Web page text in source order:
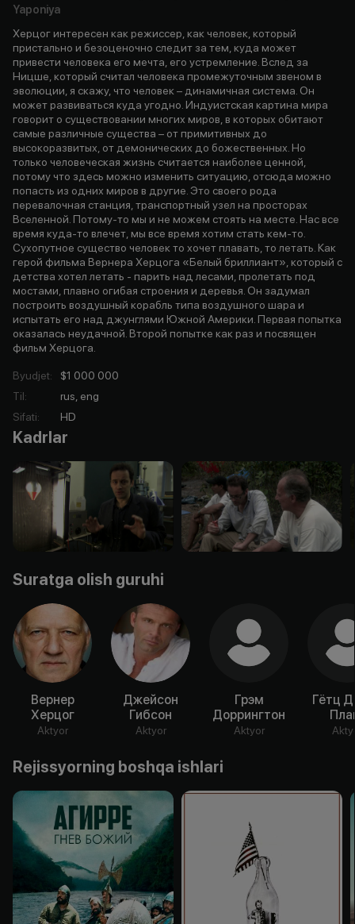
Yaponiya
Херцог интересен как режиссер, как человек, который
пристально и безоценочно следит за тем, куда может
привести человека его мечта, его устремление. Вслед за
Ницше, который считал человека промежуточным звеном в
эволюции, я скажу, что человек – динамичная система. Он
может развиваться куда угодно. Индуистская картина мира
говорит о существовании многих миров, в которых обитают
самые различные существа – от примитивных до
высокоразвитых, от демонических до божественных. Но
только человеческая жизнь считается наиболее ценной,
потому что здесь можно изменить ситуацию, отсюда можно
попасть из одних миров в другие. Это своего рода
перевалочная станция, транспортный узел на просторах
Вселенной. Потому-то мы и не можем стоять на месте. Нас все
время куда-то влечет, мы все время хотим стать кем-то.
Сухопутное существо человек то хочет плавать, то летать. Как
герой фильма Вернера Херцога «Белый бриллиант», который с
детства хотел летать - парить над лесами, пролетать под
мостами, плавно огибая строения и деревья. Он задумал
построить воздушный корабль типа воздушного шара и
испытать его над джунглями Южной Америки. Первая попытка
оказалась неудачной. Второй попытке как раз и посвящен
фильм Херцога.
Byudjet:
$1 000 000
Til:
rus, eng
Sifati: HD
Kadrlar
Suratga olish guruhi
Вернер
Херцог
Aktyor
Джейсон
Гибсон
Aktyor
Грэм
Доррингтон
Aktyor
Гётц
Rejissyorning boshqa ishlari